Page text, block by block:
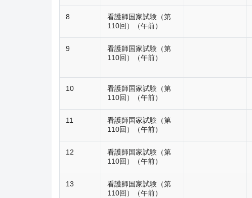
8
看護師国家試験（第
110回）（午前）
9
看護師国家試験（第
110回）（午前）
10
看護師国家試験（第
110回）（午前）
11
看護師国家試験（第
110回）（午前）
12
看護師国家試験（第
110回）（午前）
13
看護師国家試験（第
110回）（午前）